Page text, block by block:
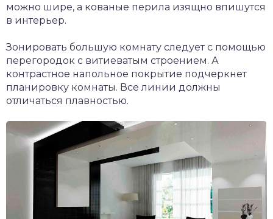
можно шире, а кованые перила изящно впишутся
в интерьер.
Зонировать большую комнату следует с помощью
перегородок с витиеватым строением. А
контрастное напольное покрытие подчеркнет
планировку комнаты. Все линии должны
отличаться плавностью.